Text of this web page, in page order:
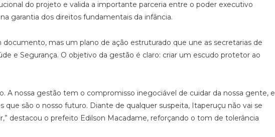
do projeto e valida a importante parceria entre o poder executivo
garantia dos direitos fundamentais da infância.
documento, mas um plano de ação estruturado que une as secretarias de
e Segurança. O objetivo da gestão é claro: criar um escudo protetor ao
A nossa gestão tem o compromisso inegociável de cuidar da nossa gente, e
que são o nosso futuro. Diante de qualquer suspeita, Itaperuçu não vai se
destacou o prefeito Edilson Macadame, reforçando o tom de tolerância